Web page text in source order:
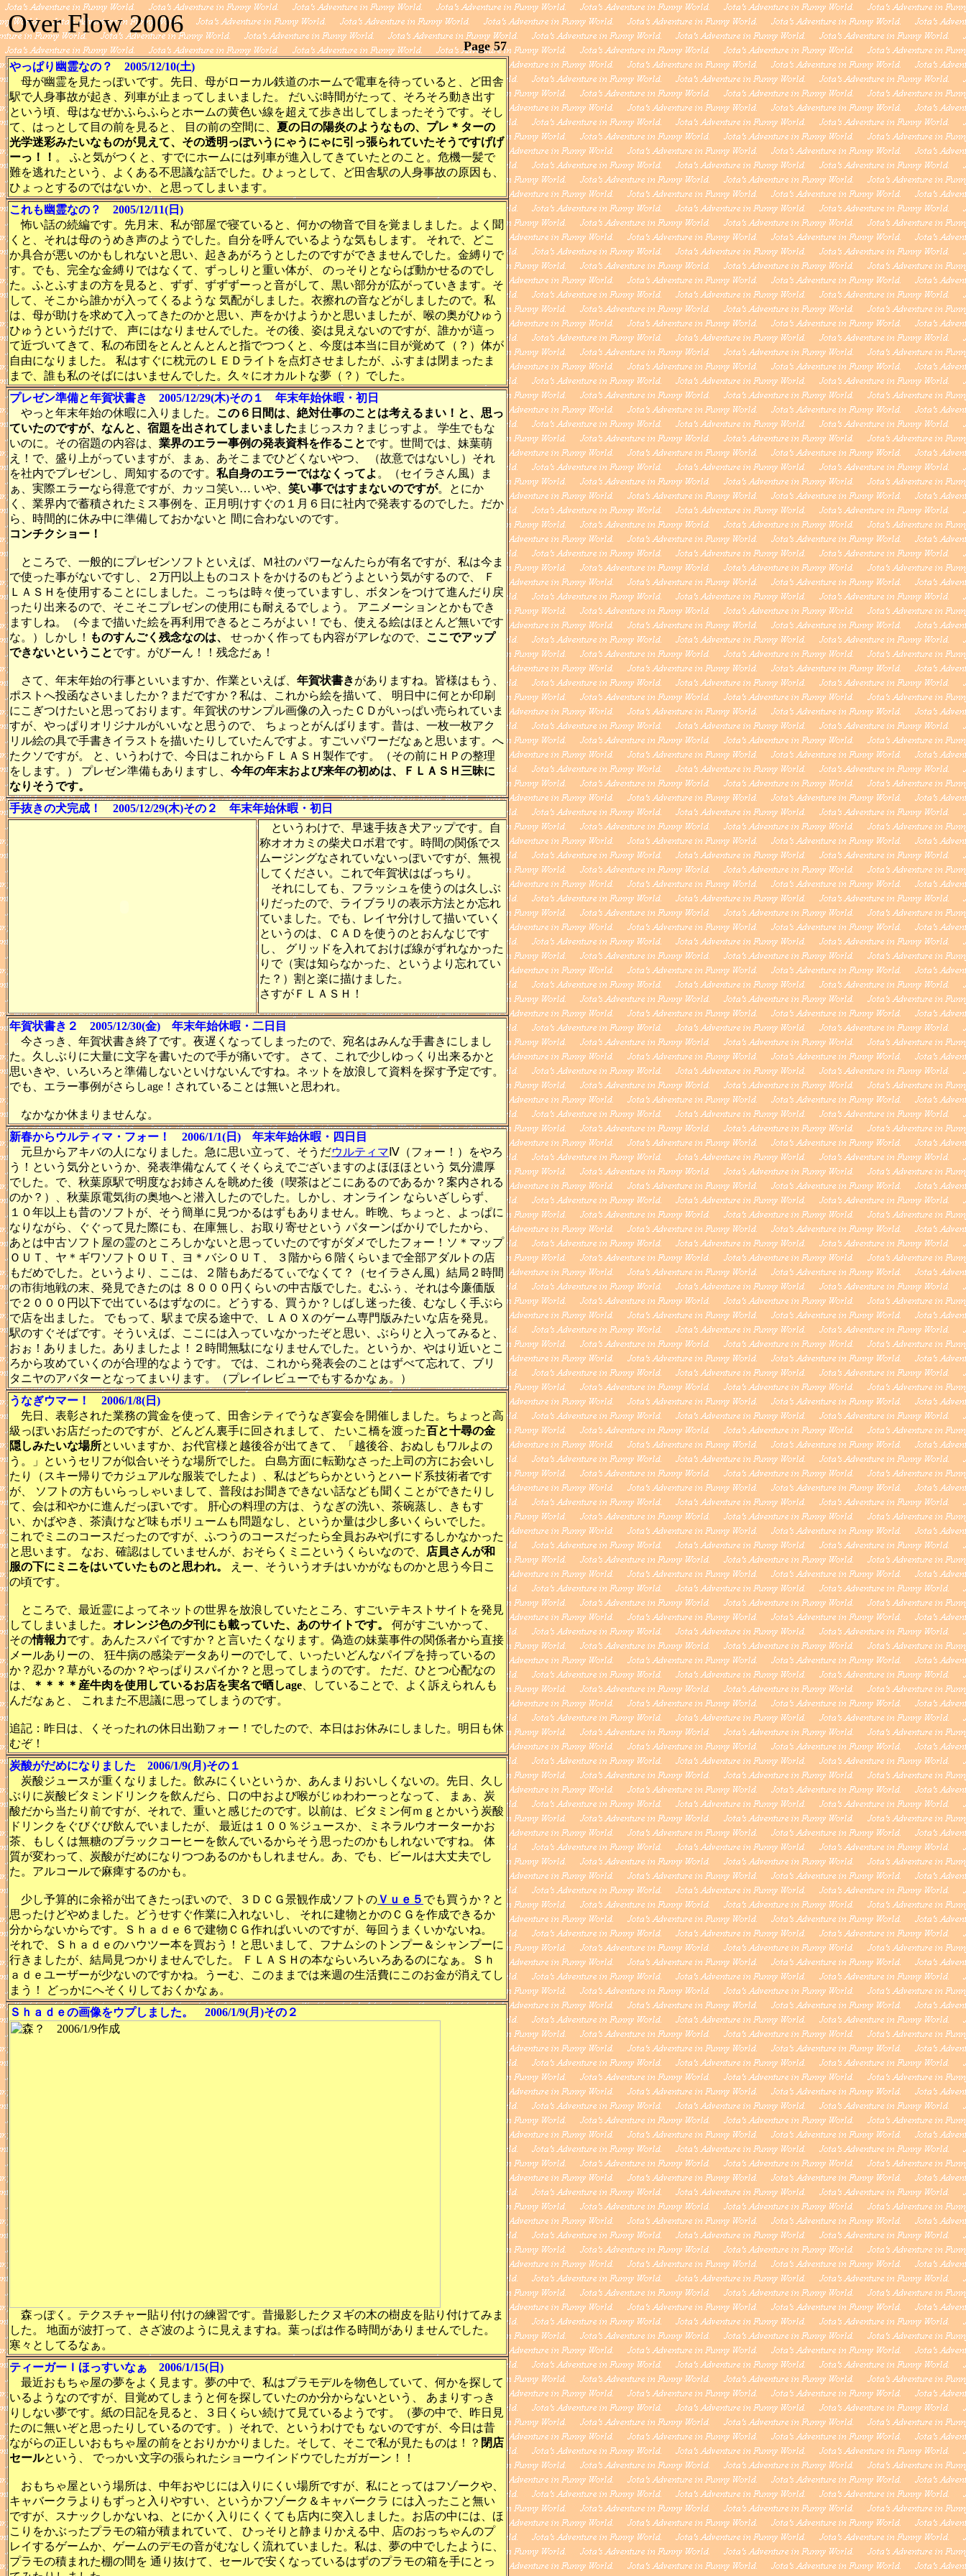
Over Flow 2006
Page 57
やっぱり幽霊なの？ 2005/12/10(土)
母が幽霊を見たっぽいです。先日、母がローカル鉄道のホームで電車を待っていると、ど田舎
駅で人身事故が起き、列車が止まってしまいました。 だいぶ時間がたって、そろそろ動き出す
という頃、母はなぜかふらふらとホームの黄色い線を超えて歩き出してしまったそうです。そし
て、はっとして目の前を見ると、 目の前の空間に、 夏の日の陽炎のようなもの、プレ＊ターの
光学迷彩みたいなものが見えて、その透明っぽいうにゃうにゃに引っ張られていたそうですげげ
ーっ！！ 。 ふと気がつくと、すでにホームには列車が進入してきていたとのこと。危機一髪で
難を逃れたという、よくある不思議な話でした。ひょっとして、ど田舎駅の人身事故の原因も、
ひょっとするのではないか、と思ってしまいます。
これも幽霊なの？ 2005/12/11(日)
怖い話の続編です。先月末、私が部屋で寝ていると、何かの物音で目を覚ましました。よく聞
くと、それは母のうめき声のようでした。自分を呼んでいるような気もします。 それで、どこ
か具合が悪いのかもしれないと思い、起きあがろうとしたのですができませんでした。金縛りで
す。でも、完全な金縛りではなくて、ずっしりと重い体が、 のっそりとならば動かせるのでし
た。ふとふすまの方を見ると、ずず、ずずずーっと音がして、黒い部分が広がっていきます。そ
して、そこから誰かが入ってくるような 気配がしました。衣擦れの音などがしましたので。私
は、母が助けを求めて入ってきたのかと思い、声をかけようかと思いましたが、喉の奥がひゅう
ひゅうというだけで、 声にはなりませんでした。その後、姿は見えないのですが、誰かが這っ
て近づいてきて、私の布団をとんとんとんと指でつつくと、今度は本当に目が覚めて（？）体が
自由になりました。 私はすぐに枕元のＬＥＤライトを点灯させましたが、ふすまは閉まったま
まで、誰も私のそばにはいませんでした。久々にオカルトな夢（？）でした。
プレゼン準備と年賀状書き 2005/12/29(木)その１ 年末年始休暇・初日
やっと年末年始の休暇に入りました。 この６日間は、絶対仕事のことは考えるまい！と、思っ
ていたのですが、なんと、宿題を出されてしまいました まじっスカ？まじっすよ。 学生でもな
いのに。その宿題の内容は、 業界のエラー事例の発表資料を作ることです。世間では、妹葉萌
え！で、盛り上がっていますが、まぁ、あそこまでひどくないやつ、 （故意ではないし）それ
を社内でプレゼンし、周知するのです。 私自身のエラーではなくってよ 。（セイラさん風）ま
ぁ、実際エラーなら得意ですが、カッコ笑い… いや、 笑い事ではすまないのですが。とにか
く、業界内で蓄積されたミス事例を、正月明けすぐの１月６日に社内で発表するのでした。だか
ら、時間的に休み中に準備しておかないと 間に合わないのです。
コンチクショー！
ところで、一般的にプレゼンソフトといえば、Ｍ社のパワーなんたらが有名ですが、私は今ま
で使った事がないですし、２万円以上ものコストをかけるのもどうよという気がするので、 Ｆ
ＬＡＳＨを使用することにしました。こっちは時々使っていますし、ボタンをつけて進んだり戻
ったり出来るので、そこそこプレゼンの使用にも耐えるでしょう。 アニメーションとかもでき
ますしね。（今まで描いた絵を再利用できるところがよい！でも、使える絵はほとんど無いです
な。）しかし！ ものすんごく残念なのは、 せっかく作っても内容がアレなので、 ここでアップ
できないということです。がびーん！！残念だぁ！
さて、年末年始の行事といいますか、作業といえば、 年賀状書きがありますね。皆様はもう、
ポストへ投函なさいましたか？まだですか？私は、これから絵を描いて、 明日中に何とか印刷
にこぎつけたいと思っております。年賀状のサンプル画像の入ったＣＤがいっぱい売られていま
すが、やっぱりオリジナルがいいなと思うので、 ちょっとがんばります。昔は、一枚一枚アク
リル絵の具で手書きイラストを描いたりしていたんですよ。すごいパワーだなぁと思います。へ
たクソですが。 と、いうわけで、今日はこれからＦＬＡＳＨ製作です。（その前にＨＰの整理
をします。） プレゼン準備もありますし、 今年の年末および来年の初めは、ＦＬＡＳＨ三昧に
なりそうです。
手抜きの犬完成！ 2005/12/29(木)その２ 年末年始休暇・初日
というわけで、早速手抜き犬アップです。自
称オオカミの柴犬ロボ君です。時間の関係でス
ムージングなされていないっぽいですが、無視
してください。これで年賀状はばっちり。
それにしても、フラッシュを使うのは久しぶ
りだったので、ライブラリの表示方法とか忘れ
ていました。でも、レイヤ分けして描いていく
というのは、ＣＡＤを使うのとおんなじです
し、 グリッドを入れておけば線がずれなかった
りで（実は知らなかった、というより忘れてい
た？）割と楽に描けました。
さすがＦＬＡＳＨ！
年賀状書き２ 2005/12/30(金) 年末年始休暇・二日目
今さっき、年賀状書き終了です。夜遅くなってしまったので、宛名はみんな手書きにしまし
た。久しぶりに大量に文字を書いたので手が痛いです。 さて、これで少しゆっくり出来るかと
思いきや、いろいろと準備しないといけないんですね。ネットを放浪して資料を探す予定です。
でも、エラー事例がさらしage！されていることは無いと思われ。
なかなか休まりませんな。
新春からウルティマ・フォー！ 2006/1/1(日) 年末年始休暇・四日目
元旦からアキバの人になりました。急に思い立って、そうだウルティマ Ⅳ（フォー！）をやろ
う！という気分というか、発表準備なんてくそくらえでございますのよほほほという 気分濃厚
でした。で、秋葉原駅で明度なお姉さんを眺めた後（喫茶はどこにあるのであるか？案内される
のか？）、秋葉原電気街の奥地へと潜入したのでした。しかし、オンライン ならいざしらず、
１０年以上も昔のソフトが、そう簡単に見つかるはずもありません。昨晩、ちょっと、よっぱに
なりながら、ぐぐって見た際にも、在庫無し、お取り寄せという パターンばかりでしたから、
あとは中古ソフト屋の霊のところしかないと思っていたのですがダメでしたフォー！ソ＊マップ
ＯＵＴ、ヤ＊ギワソフトＯＵＴ、ヨ＊バシＯＵＴ、 ３階から６階くらいまで全部アダルトの店
もだめでした。というより、ここは、２階もあだるてぃでなくて？（セイラさん風）結局２時間
の市街地戦の末、発見できたのは ８０００円くらいの中古版でした。むふぅ、それは今廉価版
で２０００円以下で出ているはずなのに。どうする、買うか？しばし迷った後、むなしく手ぶら
で店を出ました。 でもって、駅まで戻る途中で、ＬＡＯＸのゲーム専門版みたいな店を発見。
駅のすぐそばです。そういえば、ここには入っていなかったぞと思い、ぶらりと入ってみると、
おぉ！ありました。ありましたよ！２時間無駄になりませんでした。というか、やはり近いとこ
ろから攻めていくのが合理的なようです。 では、これから発表会のことはずべて忘れて、ブリ
タニヤのアバターとなってまいります。（プレイレビューでもするかなぁ。）
うなぎウマー！ 2006/1/8(日)
先日、表彰された業務の賞金を使って、田舎シティでうなぎ宴会を開催しました。ちょっと高
級っぽいお店だったのですが、どんどん裏手に回されまして、 たいこ橋を渡った百と十尋の金
隠しみたいな場所といいますか、お代官様と越後谷が出てきて、「越後谷、おぬしもワルよの
う。」というセリフが似合いそうな場所でした。 白島方面に転勤なさった上司の方にお会いし
たり（スキー帰りでカジュアルな服装でしたよ）、私はどちらかというとハード系技術者です
が、 ソフトの方もいらっしゃいまして、普段はお聞きできない話なども聞くことができたりし
て、会は和やかに進んだっぽいです。 肝心の料理の方は、うなぎの洗い、茶碗蒸し、きもす
い、かばやき、茶漬けなど味もボリュームも問題なし、というか量は少し多いくらいでした。
これでミニのコースだったのですが、ふつうのコースだったら全員おみやげにするしかなかった
と思います。 なお、確認はしていませんが、おそらくミニというくらいなので、
店員さんが和
服の下にミニをはいていたものと思われ。
えー、そういうオチはいかがなものかと思う今日こ
の頃です。
ところで、最近霊によってネットの世界を放浪していたところ、すごいテキストサイトを発見
してしまいました。 オレンジ色の夕刊にも載っていた、あのサイトです。
何がすごいかって、
その情報力です。あんたスパイですか？と言いたくなります。偽造の妹葉事件の関係者から直接
メールありーの、 狂牛病の感染データありーのでして、いったいどんなパイプを持っているの
か？忍か？草がいるのか？やっぱりスパイか？と思ってしまうのです。 ただ、ひとつ心配なの
は、
＊＊＊＊産牛肉を使用しているお店を実名で晒しage 、していることで、よく訴えられんも
んだなぁと、 これまた不思議に思ってしまうのです。
追記：昨日は、くそったれの休日出勤フォー！でしたので、本日はお休みにしました。明日も休
むぞ！
炭酸がだめになりました 2006/1/9(月)その１
炭酸ジュースが重くなりました。飲みにくいというか、あんまりおいしくないの。先日、久し
ぶりに炭酸ビタミンドリンクを飲んだら、口の中および喉がじゅわわーっとなって、 まぁ、炭
酸だから当たり前ですが、それで、重いと感じたのです。以前は、ビタミン何ｍｇとかいう炭酸
ドリンクをぐびぐび飲んでいましたが、 最近は１００％ジュースか、ミネラルウオーターかお
茶、もしくは無糖のブラックコーヒーを飲んでいるからそう思ったのかもしれないですね。 体
質が変わって、炭酸がだめになりつつあるのかもしれません。あ、でも、ビールは大丈夫でし
た。アルコールで麻痺するのかも。
少し予算的に余裕が出てきたっぽいので、３ＤＣＧ景観作成ソフトのＶｕｅ５ でも買うか？と
思ったけどやめました。どうせすぐ作業に入れないし、 それに建物とかのＣＧを作成できるか
分からないからです。Ｓｈａｄｅ６で建物ＣＧ作ればいいのですが、毎回うまくいかないね。
それで、Ｓｈａｄｅのハウツー本を買おう！と思いまして、フナムシのトンプー＆シャンプーに
行きましたが、結局見つかりませんでした。 ＦＬＡＳＨの本ならいろいろあるのになぁ。Ｓｈ
ａｄｅユーザーが少ないのですかね。うーむ、このままでは来週の生活費にこのお金が消えてし
まう！ どっかにへそくりしておくかなぁ。
Ｓｈａｄｅの画像をウプしました。 2006/1/9(月)その２
森っぽく。テクスチャー貼り付けの練習です。昔撮影したクヌギの木の樹皮を貼り付けてみま
した。 地面が波打って、さざ波のように見えますね。葉っぱは作る時間がありませんでした。
寒々としてるなぁ。
ティーガーＩほっすいなぁ 2006/1/15(日)
最近おもちゃ屋の夢をよく見ます。夢の中で、私はプラモデルを物色していて、何かを探して
いるようなのですが、目覚めてしまうと何を探していたのか分からないという、 あまりすっき
りしない夢です。紙の日記を見ると、３日くらい続けて見ているようです。（夢の中で、昨日見
たのに無いぞと思ったりしているのです。）それで、というわけでも ないのですが、今日は昔
ながらの正しいおもちゃ屋の前をとおりかかりました。そして、そこで私が見たものは！？ 閉店
セールという、 でっかい文字の張られたショーウインドウでしたガガーン！！
おもちゃ屋という場所は、中年おやじには入りにくい場所ですが、私にとってはフゾークや、
キャバークラよりもずっと入りやすい、というかフゾーク＆キャバークラ には入ったこと無い
ですが、スナックしかないね、とにかく入りにくくても店内に突入しました。お店の中には、ほ
こりをかぶったプラモの箱が積まれていて、 ひっそりと静まりかえる中、店のおっちゃんのプ
レイするゲームか、ゲームのデモの音がむなしく流れていました。私は、夢の中でしたように、
プラモの積まれた棚の間を 通り抜けて、セールで安くなっているはずのプラモの箱を手にとっ